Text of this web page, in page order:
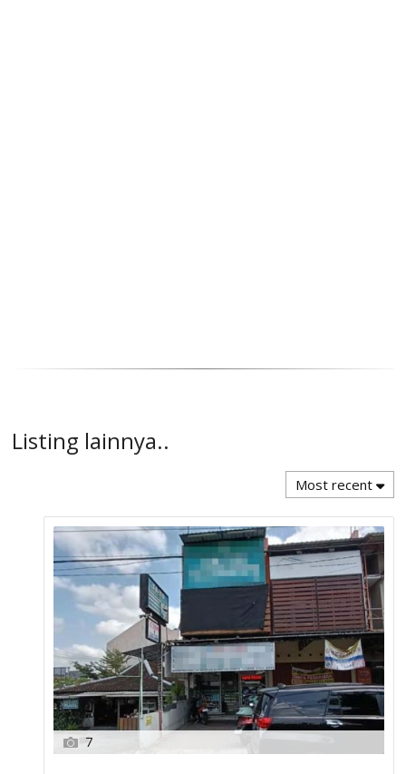
Listing lainnya..
Most recent
7